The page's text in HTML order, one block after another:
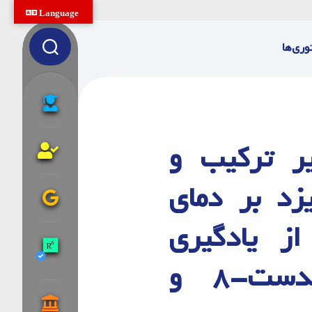
ترکیب و
بر دمای
یادگیری
ماشین و داده‌های لندست-۸ و
Language